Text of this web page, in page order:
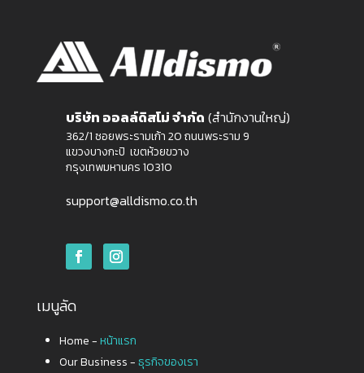
บริษัท ออลล์ดิสโม่ จำกัด (สำนักงานใหญ่)
362/1 ซอยพระรามเก้า 20 ถนนพระราม 9
แขวงบางกะปิ เขตห้วยขวาง
กรุงเทพมหานคร 10310
support@alldismo.co.th
เมนูลัด
Home -หน้าแรก
Our Business -ธุรกิจของเรา